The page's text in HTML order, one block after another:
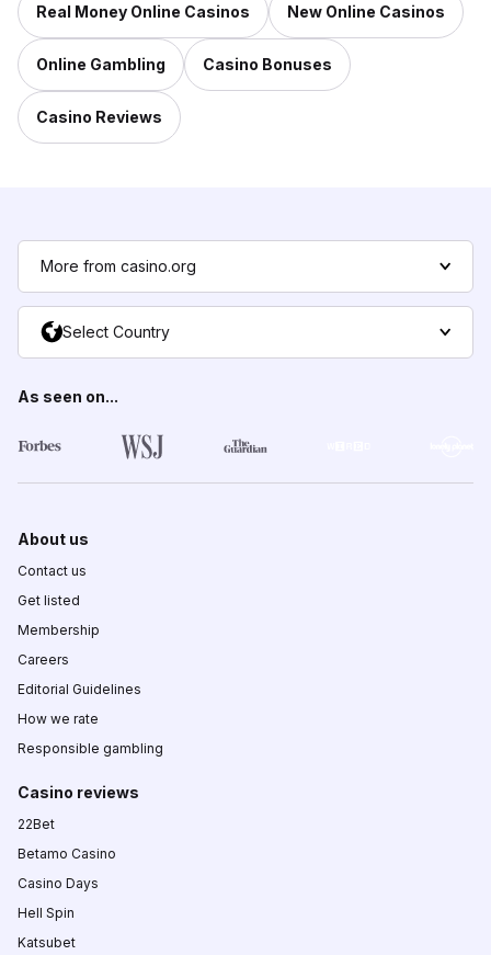
Real Money Online Casinos New Online Casinos
Online Gambling Casino Bonuses
Casino Reviews
More from casino.org
Select Country
As seen on...
About us
Contact us
Get listed
Membership
Careers
Editorial Guidelines
How we rate
Responsible gambling
Casino reviews
22Bet
Betamo Casino
Casino Days
Hell Spin
Katsubet